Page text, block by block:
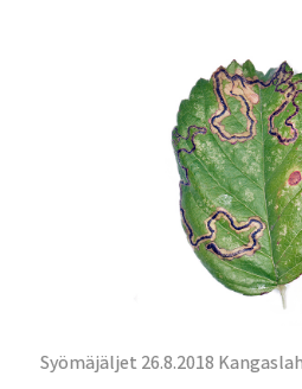
Syömäjäljet 26.8.2018